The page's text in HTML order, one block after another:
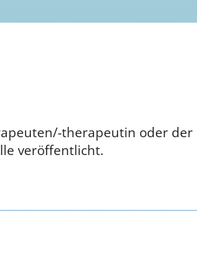
therapeutin oder
an dieser Stelle